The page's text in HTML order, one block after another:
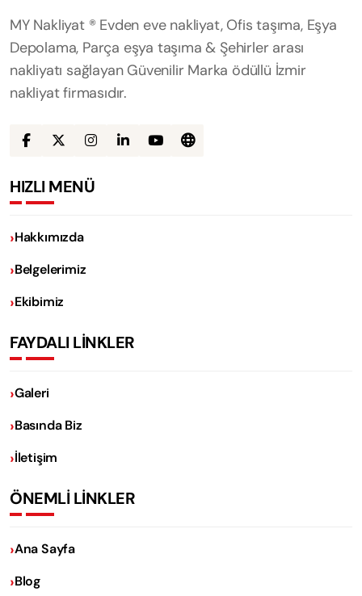
MY Nakliyat ® Evden eve nakliyat, Ofis taşıma, Eşya
Depolama, Parça eşya taşıma & Şehirler arası
nakliyatı sağlayan Güvenilir Marka ödüllü İzmir
nakliyat firmasıdır.
HIZLI MENÜ
Hakkımızda
Belgelerimiz
Ekibimiz
FAYDALI LİNKLER
Galeri
Basında Biz
İletişim
ÖNEMLİ LİNKLER
Ana Sayfa
Blog